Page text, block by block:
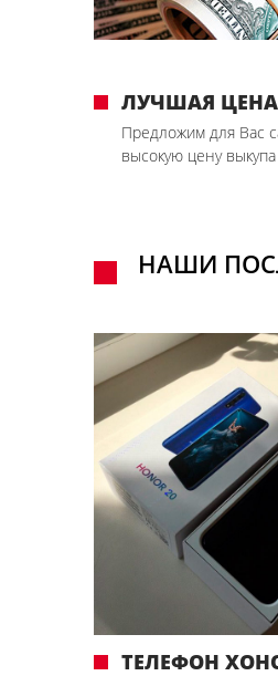
ЛУЧШАЯ ЦЕНА
Предложим для Вас
высокую цену выкупа
НАШИ
ТЕЛЕФОН